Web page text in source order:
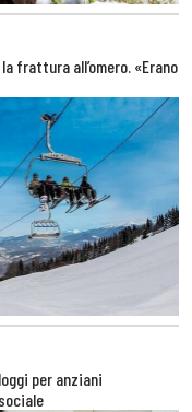
frattura all’omero. «Erano
per anziani